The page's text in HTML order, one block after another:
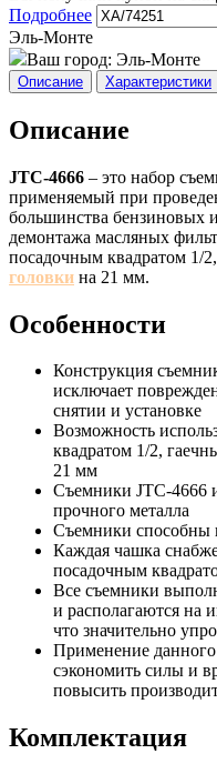
Подробнее
Эль-Монте
Ваш город: Эль-Монте
Описание Характеристики
Описание
JTC-4666 – это набор
применяемый при
большинства бензиновых
демонтажа масляных
посадочным квадратом 1/2,
головки на 21 мм.
Особенности
Конструкция
исключает
снятии и установке
Возможность
квадратом 1/2,
21 мм
Съемники JTC-4666
прочного металла
Съемники способны
Каждая чашка
посадочным
Все съемники
и располагаются на
что значительно
Применение данного
сэкономить силы и
повысить
Комплектация